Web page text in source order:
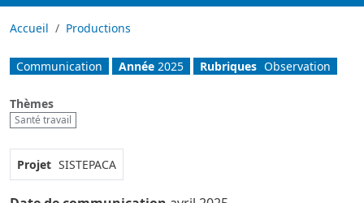
Accueil Productions
Communication Année 2025 Rubriques Observation
Thèmes
Santé travail
Projet SISTEPACA